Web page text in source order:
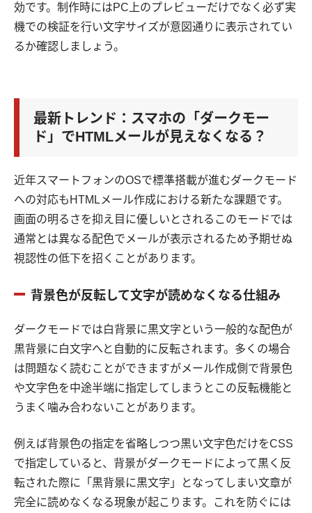
効です。制作時にはPC上のプレビューだけでなく必ず実
機での検証を行い文字サイズが意図通りに表示されてい
るか確認しましょう。
最新トレンド：スマホの「ダークモー
ド」でHTMLメールが見えなくなる？
近年スマートフォンのOSで標準搭載が進むダークモード
への対応もHTMLメール作成における新たな課題です。
画面の明るさを抑え目に優しいとされるこのモードでは
通常とは異なる配色でメールが表示されるため予期せぬ
視認性の低下を招くことがあります。
背景色が反転して文字が読めなくなる仕組み
ダークモードでは白背景に黒文字という一般的な配色が
黒背景に白文字へと自動的に反転されます。多くの場合
は問題なく読むことができますがメール作成側で背景色
や文字色を中途半端に指定してしまうとこの反転機能と
うまく噛み合わないことがあります。
例えば背景色の指定を省略しつつ黒い文字色だけをCSS
で指定していると、背景がダークモードによって黒く反
転された際に「黒背景に黒文字」となってしまい文章が
完全に読めなくなる現象が起こります。これを防ぐには